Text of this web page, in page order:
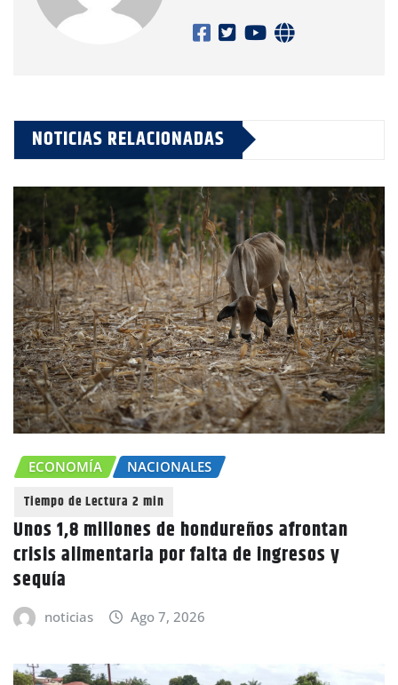
NOTICIAS RELACIONADAS
ECONOMÍA NACIONALES
Unos 1,8 millones de hondureños afrontan
crisis alimentaria por falta de ingresos y
sequía
noticias Ago 7, 2026